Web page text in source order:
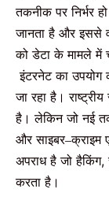
तकनीक पर निर्भर
जानता है और इससे
को डेटा के मामले में
इंटरनेट का उपयोग
जा रहा है। राष्ट्रीय
है। लेकिन जो नई
और साइबर–क्राइम
अपराध है जो हैकिंग,
करता है।